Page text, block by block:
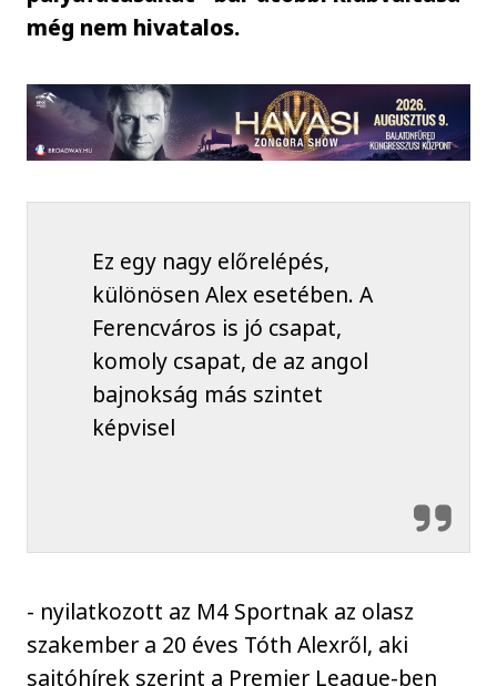
még nem hivatalos.
Ez egy nagy előrelépés,
különösen Alex esetében. A
Ferencváros is jó csapat,
komoly csapat, de az angol
bajnokság más szintet
képvisel
- nyilatkozott az M4 Sportnak az olasz
szakember a 20 éves Tóth Alexről, aki
sajtóhírek szerint a Premier League-ben